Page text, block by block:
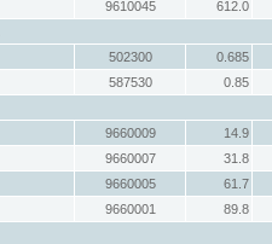
9610045
612.0
502300
0.685
587530
0.85
9660009
14.9
9660007
31.8
9660005
61.7
9660001
89.8